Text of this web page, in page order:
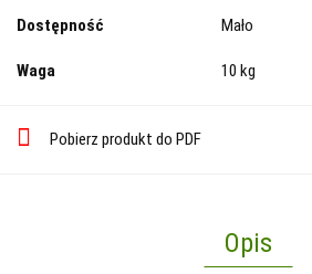
Dostępność Mało
Waga 10 kg
Pobierz produkt do PDF
Opis